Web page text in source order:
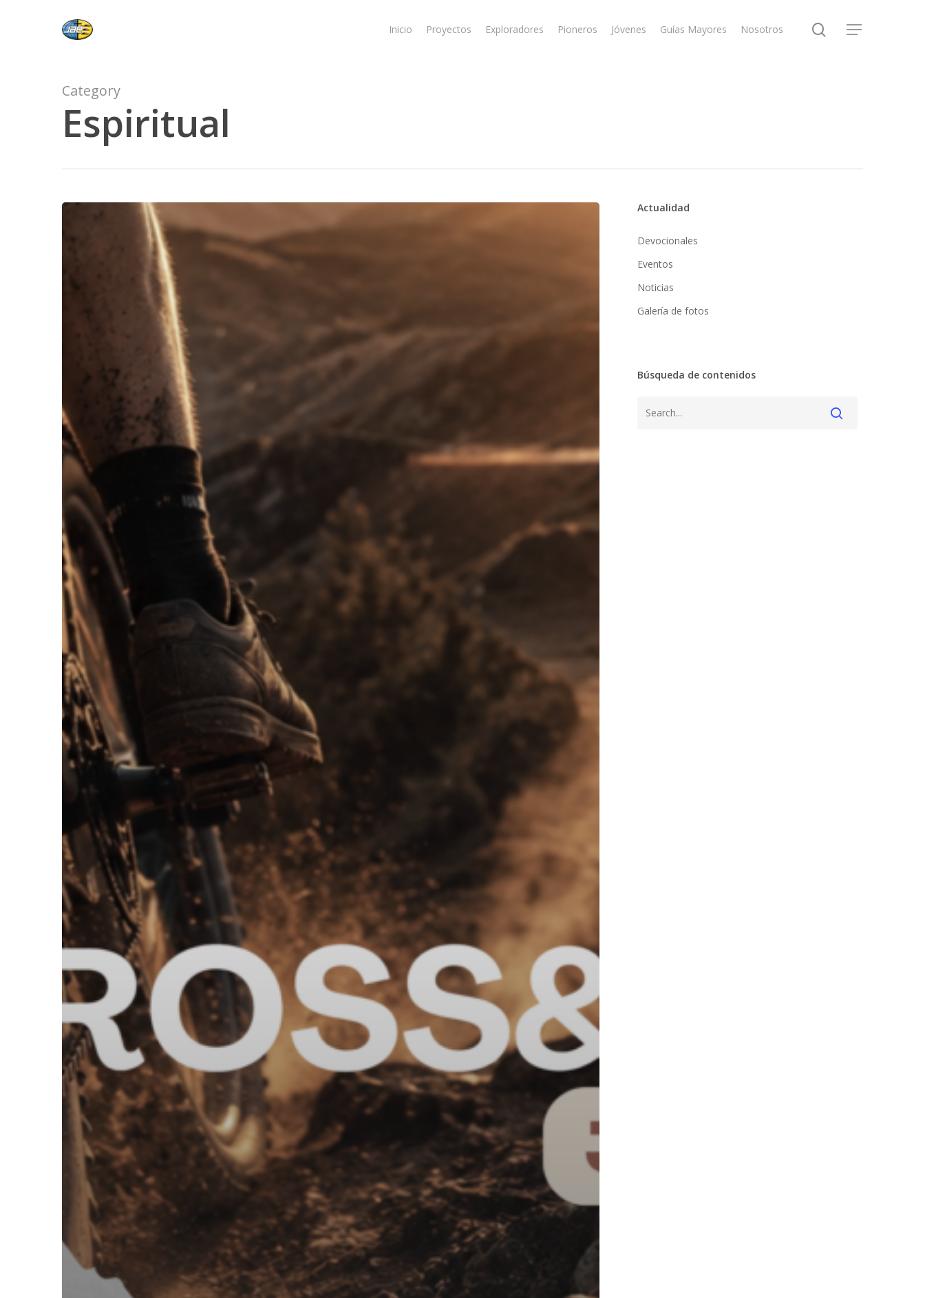
Hit enter to search or ESC to close
Inicio Proyectos Exploradores Pioneros Jóvenes Guías Mayores Nosotros search
Menu
Category
Espiritual
Actualidad
Devocionales
Eventos
Noticias
Galería de fotos
Búsqueda de contenidos